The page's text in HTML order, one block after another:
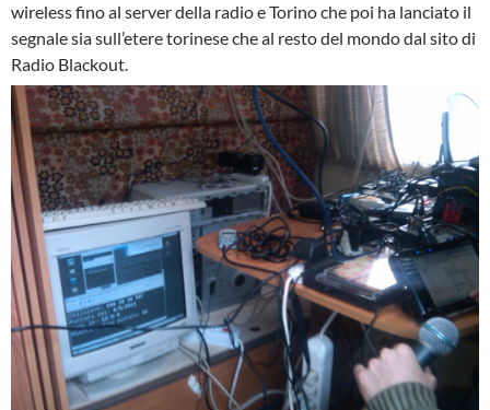
wireless fino al server della radio e Torino che poi ha lanciato il
segnale sia sull’etere torinese che al resto del mondo dal sito di
Radio Blackout.